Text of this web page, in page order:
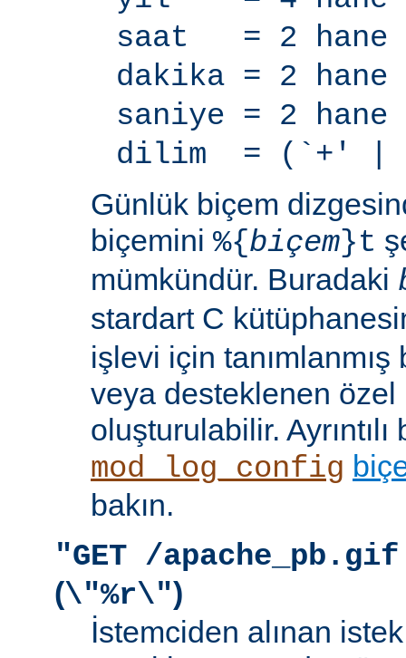
saat = 2 hane
dakika = 2 hane
saniye = 2 hane
dilim = (`+' |
Günlük biçem
biçemini %{ biçem }t
mümkündür. Buradaki
stardart C
işlevi için
veya desteklenen
oluşturulabilir.
mod_log_config
bakın.
"GET /
(\"%r\")
İstemciden alınan istek